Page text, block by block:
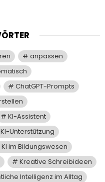
anpassen
ChatGPT-Prompts
KI-Assistent
KI-Unterstützung
KI im Bildungswesen
Kreative Schreibideen
Intelligenz im Alltag